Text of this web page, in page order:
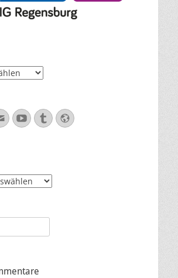
E-
Mail
YouTube
TumblrWebsite